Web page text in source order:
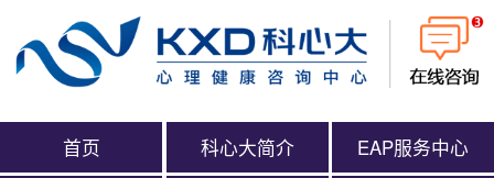
首页 科心大简介 EAP服务中心